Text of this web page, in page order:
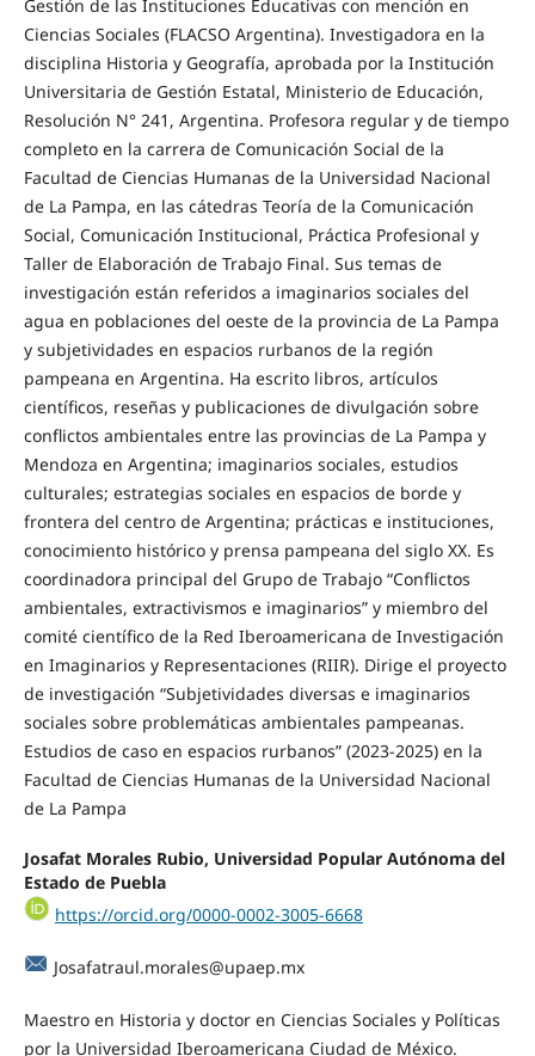
Gestión de las Instituciones Educativas con mención en
Ciencias Sociales (FLACSO Argentina). Investigadora en la
disciplina Historia y Geografía, aprobada por la Institución
Universitaria de Gestión Estatal, Ministerio de Educación,
Resolución N° 241, Argentina. Profesora regular y de tiempo
completo en la carrera de Comunicación Social de la
Facultad de Ciencias Humanas de la Universidad Nacional
de La Pampa, en las cátedras Teoría de la Comunicación
Social, Comunicación Institucional, Práctica Profesional y
Taller de Elaboración de Trabajo Final. Sus temas de
investigación están referidos a imaginarios sociales del
agua en poblaciones del oeste de la provincia de La Pampa
y subjetividades en espacios rurbanos de la región
pampeana en Argentina. Ha escrito libros, artículos
científicos, reseñas y publicaciones de divulgación sobre
conflictos ambientales entre las provincias de La Pampa y
Mendoza en Argentina; imaginarios sociales, estudios
culturales; estrategias sociales en espacios de borde y
frontera del centro de Argentina; prácticas e instituciones,
conocimiento histórico y prensa pampeana del siglo XX. Es
coordinadora principal del Grupo de Trabajo “Conflictos
ambientales, extractivismos e imaginarios” y miembro del
comité científico de la Red Iberoamericana de Investigación
en Imaginarios y Representaciones (RIIR). Dirige el proyecto
de investigación “Subjetividades diversas e imaginarios
sociales sobre problemáticas ambientales pampeanas.
Estudios de caso en espacios rurbanos” (2023-2025) en la
Facultad de Ciencias Humanas de la Universidad Nacional
de La Pampa
Josafat Morales Rubio, Universidad Popular Autónoma del
Estado de Puebla
https://orcid.org/0000-0002-3005-6668
Josafatraul.morales@upaep.mx
Maestro en Historia y doctor en Ciencias Sociales y Políticas
por la Universidad Iberoamericana Ciudad de México.